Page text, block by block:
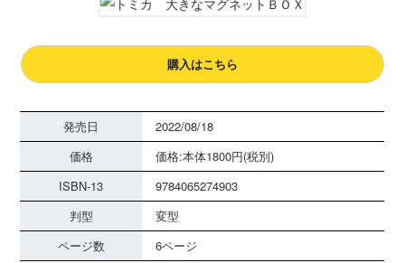
購入はこちら
発売日
2022/08/18
価格
価格:本体1800円(税別)
ISBN-13
9784065274903
判型
変型
ページ数
6ページ